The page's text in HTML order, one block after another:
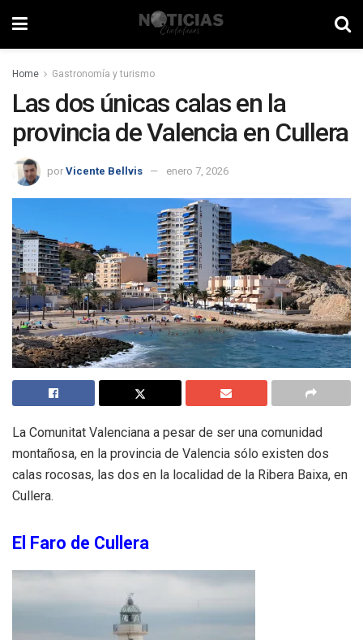
Home Gastronomía y turismo
Las dos únicas calas en la
provincia de Valencia en Cullera
por Vicente Bellvis enero 7, 2026
La Comunitat Valenciana a pesar de ser una comunidad
montañosa, en la provincia de Valencia sólo existen dos
calas rocosas, las dos en la localidad de la Ribera Baixa, en
Cullera.
El Faro de Cullera